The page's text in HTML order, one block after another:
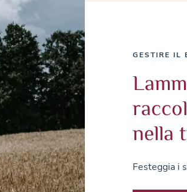
GESTIRE IL
nella
Festeggia i